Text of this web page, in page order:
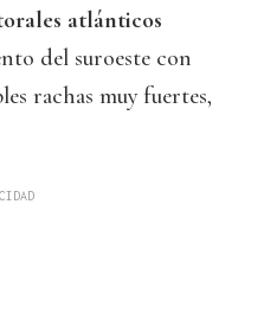
atlánticos
del suroeste con
rachas muy fuertes,